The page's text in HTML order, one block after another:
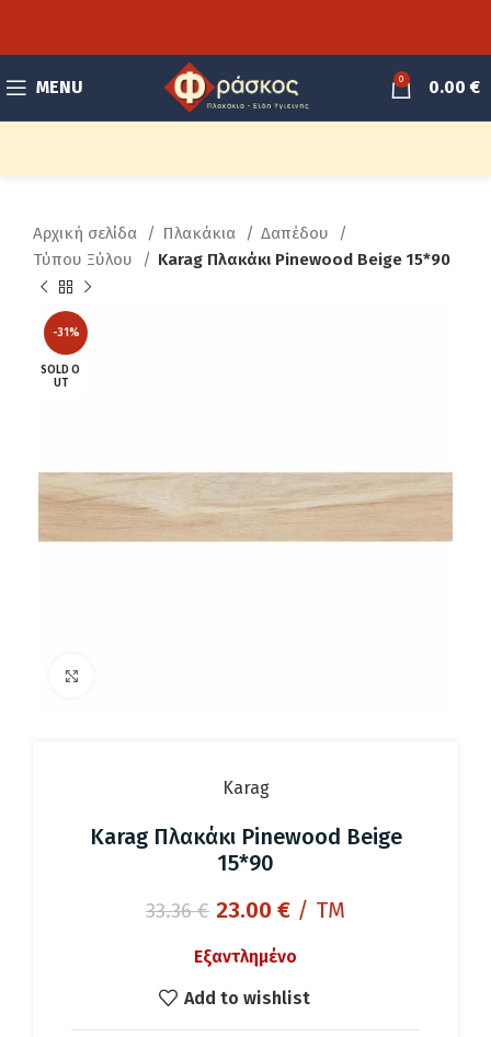
MENU 0 0.00€
Αρχική σελίδα Πλακάκια
Δαπέδου
Τύπου Ξύλου
Karag Πλακάκι Pinewood Beige 15*90
-31%
SOLD O
UT
Karag
Karag Πλακάκι Pinewood Beige
15*90
33.36€ Original
was:
33.36 €.
23.00 €Η
τιμή
είναι:
/ TM
Εξαντλημένο
Add to wishlist